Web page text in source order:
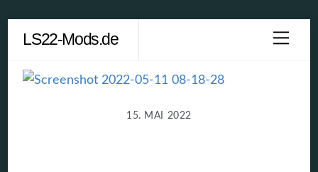
content
LS22-Mods.de
15. MAI 2022